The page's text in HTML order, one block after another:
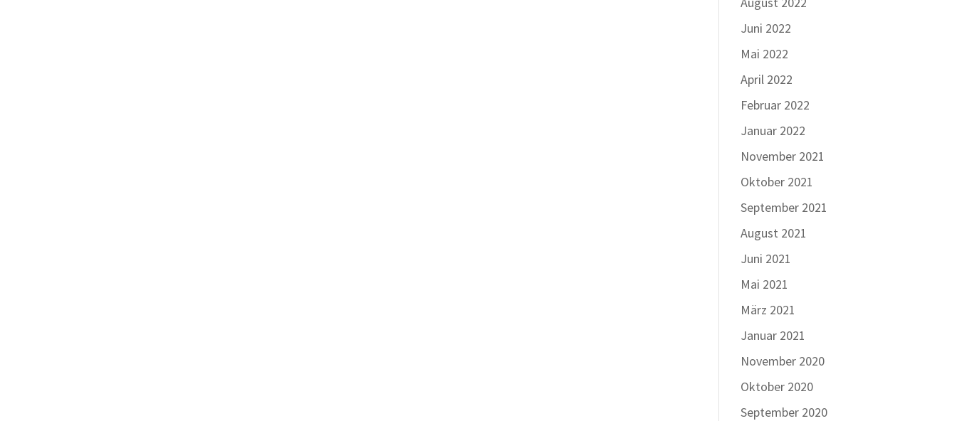
Juni 2022
Mai 2022
April 2022
Februar 2022
Januar 2022
November 2021
Oktober 2021
September 2021
August 2021
Juni 2021
Mai 2021
März 2021
Januar 2021
November 2020
Oktober 2020
September 2020